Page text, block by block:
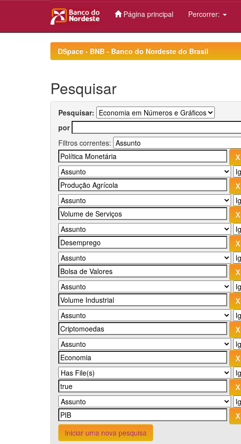
Página principal Percorrer:
DSpace - BNB - Banco do Nordeste do Brasil
Pesquisar
Pesquisar:
por
Filtros correntes:
Iniciar uma nova pesquisa